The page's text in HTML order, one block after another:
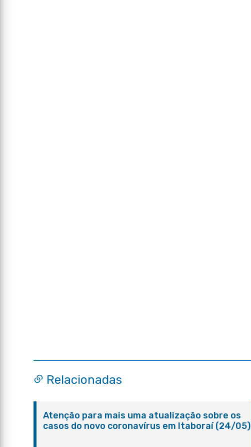
Relacionadas
Atenção para mais uma atualização sobre os
casos do novo coronavírus em Itaboraí (24/05)